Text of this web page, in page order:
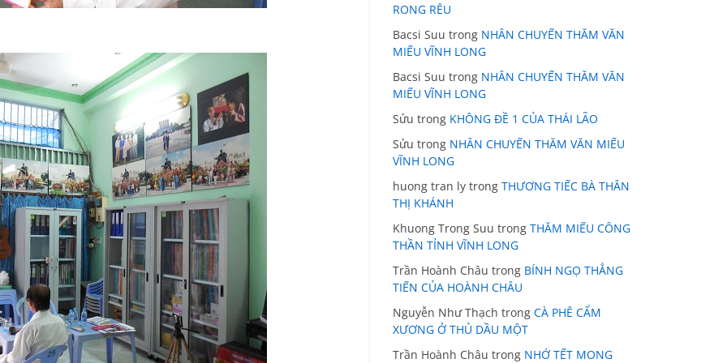
RONG RÊU
Bacsi Suu trong NHÂN CHUYẾN THĂM VĂN
MIẾU VĨNH LONG
Bacsi Suu trong NHÂN CHUYẾN THĂM VĂN
MIẾU VĨNH LONG
Sửu trong KHÔNG ĐỀ 1 CỦA THÁI LÃO
Sửu trong NHÂN CHUYẾN THĂM VĂN MIẾU
VĨNH LONG
huong tran ly trong THƯƠNG TIẾC BÀ THÂN
THỊ KHÁNH
Khuong Trong Suu trong THĂM MIẾU CÔNG
THẦN TỈNH VĨNH LONG
Trần Hoành Châu trong BÍNH NGỌ THẲNG
TIẾN CỦA HOÀNH CHÂU
Nguyễn Như Thạch trong CÀ PHÊ CẨM
XƯƠNG Ở THỦ DẦU MỘT
Trần Hoành Châu trong NHỚ TẾT MONG